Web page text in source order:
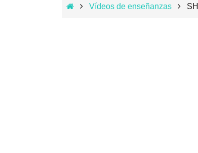
InicioVídeos de enseñanzas